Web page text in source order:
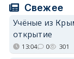
Свежее
Учёные из
открытие
13:04 0 301